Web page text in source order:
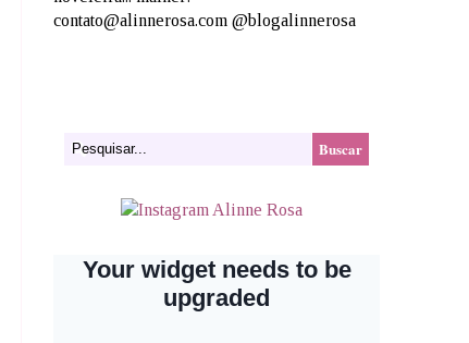
contato@alinnerosa.com @blogalinnerosa